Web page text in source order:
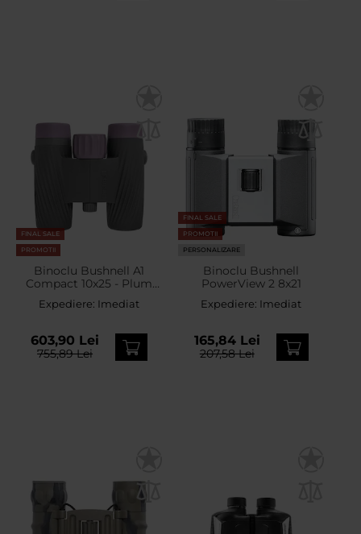
FINAL SALE
PROMOTII
Binoclu Bushnell A1
Compact 10x25 - Plum
Purple
Expediere: Imediat
603,90 Lei
755,89 Lei
FINAL SALE
PROMOTII
PERSONALIZARE
Binoclu Bushnell
PowerView 2 8x21
Expediere: Imediat
165,84 Lei
207,58 Lei